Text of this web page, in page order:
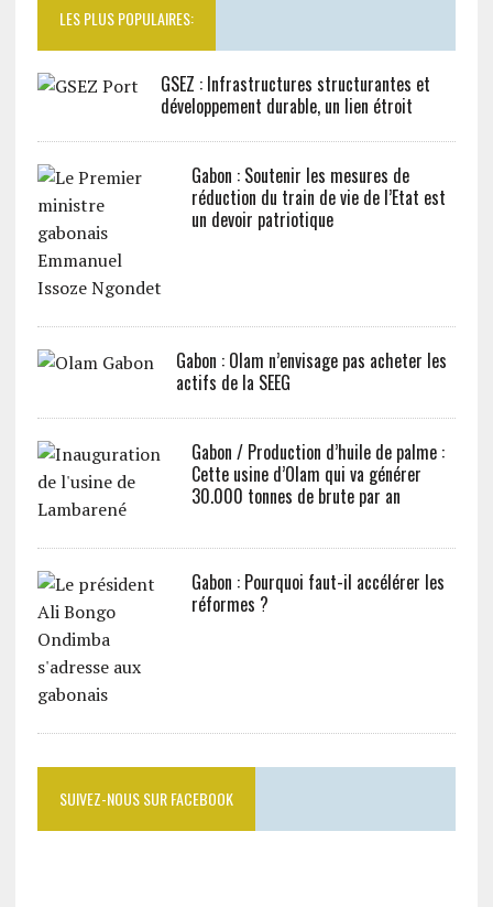
LES PLUS POPULAIRES:
GSEZ : Infrastructures structurantes et
développement durable, un lien étroit
Gabon : Soutenir les mesures de
réduction du train de vie de l’Etat est
un devoir patriotique
Gabon : Olam n’envisage pas acheter les
actifs de la SEEG
Gabon / Production d’huile de palme :
Cette usine d’Olam qui va générer
30.000 tonnes de brute par an
Gabon : Pourquoi faut-il accélérer les
réformes ?
SUIVEZ-NOUS SUR FACEBOOK